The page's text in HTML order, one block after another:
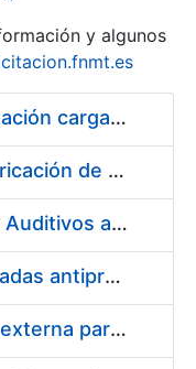
y algunos
Pliego condiciones optimización cargas compras firmado
Acuerdo marco para la fabricación de piezas
Suministro de Protectores Auditivos a medida para las personas trabajadoras de los Centros de Trabajo de Madrid y Burgos
Suministro de gafas graduadas antiproyecciones para los trabajadores de la FNMT-RCM en los centros de trabajo de Madrid y Burgos
Servicios de una empresa externa para el asesoramiento y resolución de los recursos de alzada que se presentan relacionados con procesos de selección para la FNMT-RCM